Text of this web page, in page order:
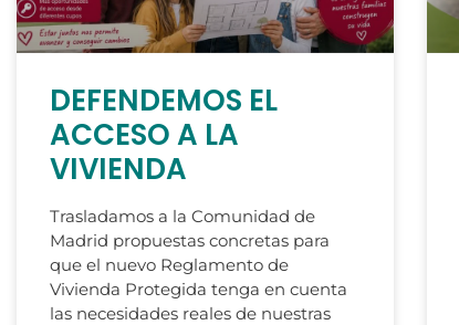
DEFENDEMOS EL
ACCESO A LA
VIVIENDA
Trasladamos a la Comunidad de
Madrid propuestas concretas para
que el nuevo Reglamento de
Vivienda Protegida tenga en cuenta
las necesidades reales de nuestras